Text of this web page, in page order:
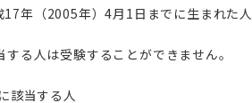
年（2005年）4月1日までに生まれた人
る人は受験することができません。
該当する人